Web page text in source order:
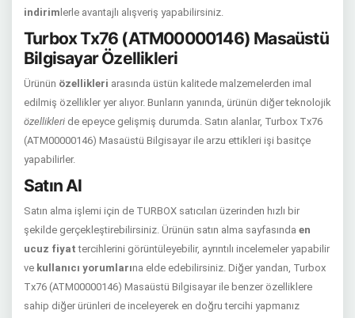
indirim lerle avantajlı alışveriş yapabilirsiniz.
Turbox Tx76 (ATM00000146) Masaüstü
Bilgisayar Özellikleri
Ürünün özellikleri arasında üstün kalitede malzemelerden imal
edilmiş özellikler yer alıyor. Bunların yanında, ürünün diğer teknolojik
özellikleri de epeyce gelişmiş durumda. Satın alanlar, Turbox Tx76
(ATM00000146) Masaüstü Bilgisayar ile arzu ettikleri işi basitçe
yapabilirler.
Satın Al
Satın alma işlemi için de TURBOX satıcıları üzerinden hızlı bir
şekilde gerçekleştirebilirsiniz. Ürünün satın alma sayfasında en
ucuz fiyat tercihlerini görüntüleyebilir, ayrıntılı incelemeler yapabilir
ve kullanıcı yorumlarına elde edebilirsiniz. Diğer yandan, Turbox
Tx76 (ATM00000146) Masaüstü Bilgisayar ile benzer özelliklere
sahip diğer ürünleri de inceleyerek en doğru tercihi yapmanız